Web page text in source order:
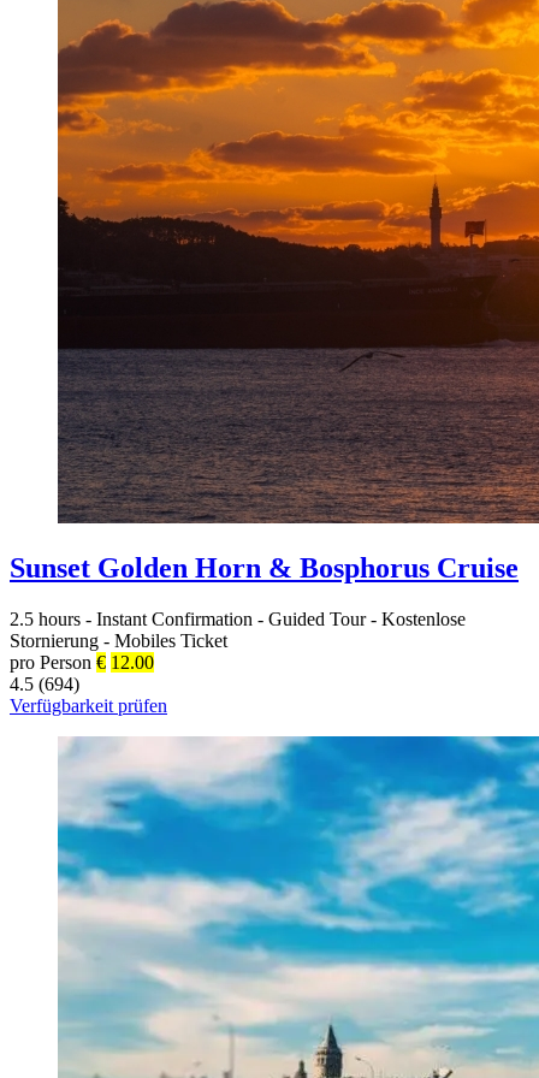
Sunset Golden Horn & Bosphorus Cruise
2.5 hours - Instant Confirmation - Guided Tour - Kostenlose
Stornierung - Mobiles Ticket
pro Person € 12.00
4.5 (694)
Verfügbarkeit prüfen